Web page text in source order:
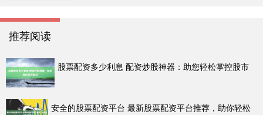
推荐阅读
股票配资多少利息 配资炒股神器：助您轻松掌控股市
安全的股票配资平台 最新股票配资平台推荐，助你轻松